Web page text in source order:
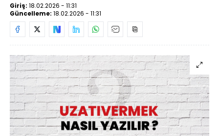
Giriş: 18.02.2026 - 11:31
Güncelleme: 18.02.2026 - 11:31